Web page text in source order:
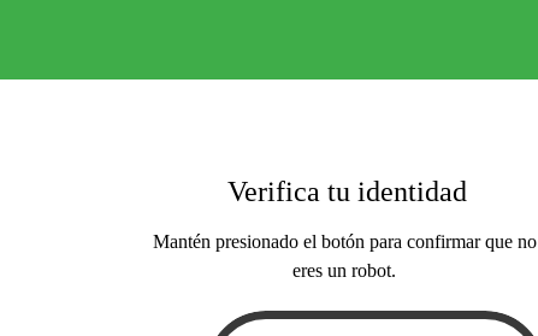
Verifica tu identidad
Mantén presionado el botón para confirmar que no
eres un robot.